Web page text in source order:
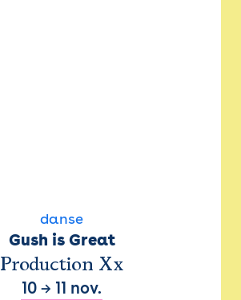
danse
Gush is Great
Production Xx
10 → 11 nov.